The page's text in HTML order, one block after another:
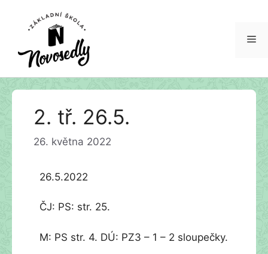
Přeskočit
2. tř. 26.5.
26. května 2022
26.5.2022
ČJ: PS: str. 25.
M: PS str. 4. DÚ: PZ3 – 1 – 2 sloupečky.